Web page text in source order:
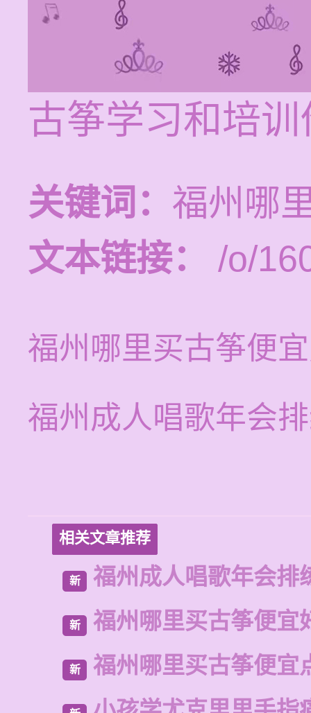
古筝学习和培
关键词： 福州哪
文本链接：
/o/
福州哪里买古筝便
福州成人唱歌年会
相关文章推荐
新 福州成人唱歌年会排
新 福州哪里买古筝便宜
新 福州哪里买古筝便宜